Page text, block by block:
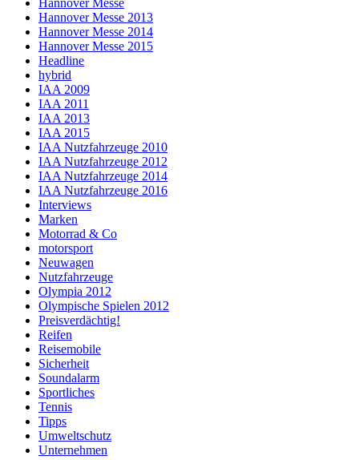
Hannover Messe
Hannover Messe 2013
Hannover Messe 2014
Hannover Messe 2015
Headline
hybrid
IAA 2009
IAA 2011
IAA 2013
IAA 2015
IAA Nutzfahrzeuge 2010
IAA Nutzfahrzeuge 2012
IAA Nutzfahrzeuge 2014
IAA Nutzfahrzeuge 2016
Interviews
Marken
Motorrad & Co
motorsport
Neuwagen
Nutzfahrzeuge
Olympia 2012
Olympische Spielen 2012
Preisverdächtig!
Reifen
Reisemobile
Sicherheit
Soundalarm
Sportliches
Tennis
Tipps
Umweltschutz
Unternehmen